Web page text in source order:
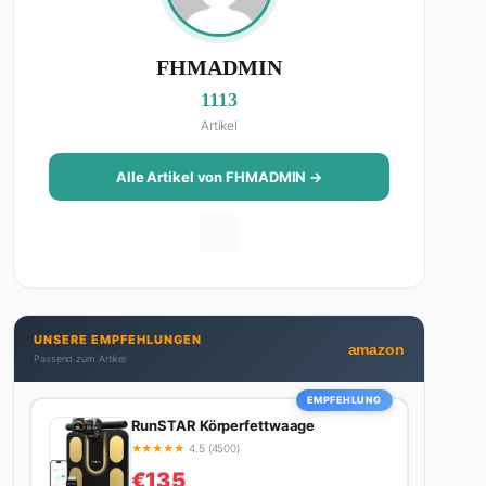
FHMADMIN
1113
Artikel
Alle Artikel von FHMADMIN →
UNSERE EMPFEHLUNGEN
Passend zum Artikel
amazon
EMPFEHLUNG
RunSTAR Körperfettwaage
★★★★★ 4.5 (4500)
€135